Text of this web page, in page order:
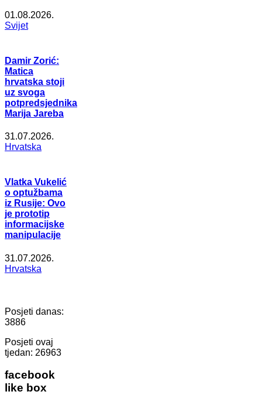
01.08.2026.
Svijet
Damir Zorić:
Matica
hrvatska stoji
uz svoga
potpredsjednika
Marija Jareba
31.07.2026.
Hrvatska
Vlatka Vukelić
o optužbama
iz Rusije: Ovo
je prototip
informacijske
manipulacije
31.07.2026.
Hrvatska
Posjeti danas:
3886
Posjeti ovaj
tjedan: 26963
facebook
like box